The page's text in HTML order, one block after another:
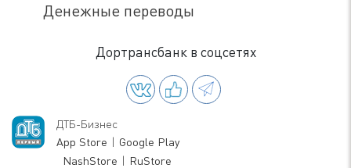
Денежные переводы
Дортрансбанк в соцсетях
ДТБ-Бизнес
App Store | Google Play
NashStore | RuStore